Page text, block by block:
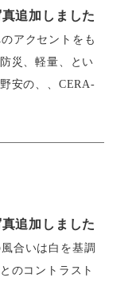
追加しました
アクセントをも
災、軽量、とい
安の、、CERA-
追加しました
合いは白を基調
のコントラスト